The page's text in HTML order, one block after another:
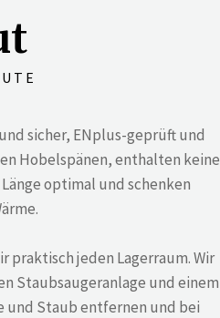
sicher, ENplus-geprüft und
Hobelspänen, enthalten keine
optimal und schenken
praktisch jeden Lagerraum. Wir
Staubsaugeranlage und einem
und Staub entfernen und bei